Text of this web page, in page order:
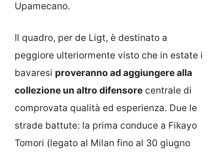
Upamecano.
Il quadro, per de Ligt, è destinato a
peggiore ulteriormente visto che in estate i
bavaresi proveranno ad aggiungere alla
collezione un altro difensore centrale di
comprovata qualità ed esperienza. Due le
strade battute: la prima conduce a Fikayo
Tomori (legato al Milan fino al 30 giugno